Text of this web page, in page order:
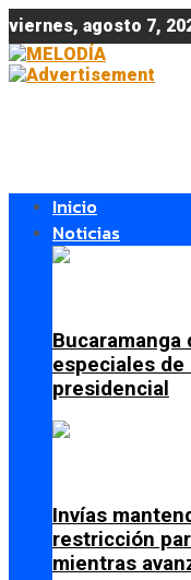
viernes, agosto 7,
Inicio
Noticias
especiales
presidencial
Invías
restricción
mientras